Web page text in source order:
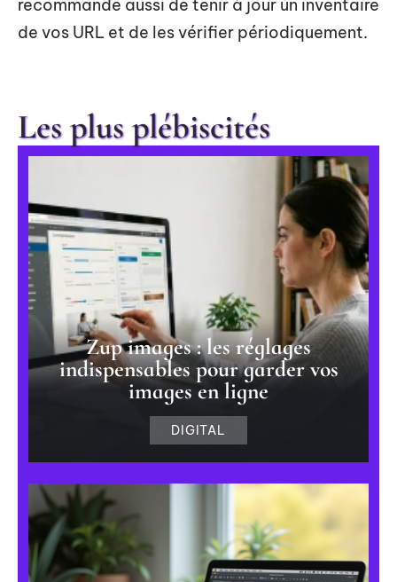
recommande aussi de tenir à jour un inventaire
de vos URL et de les vérifier périodiquement.
Les plus plébiscités
Zup images : les réglages
indispensables pour garder vos
images en ligne
DIGITAL